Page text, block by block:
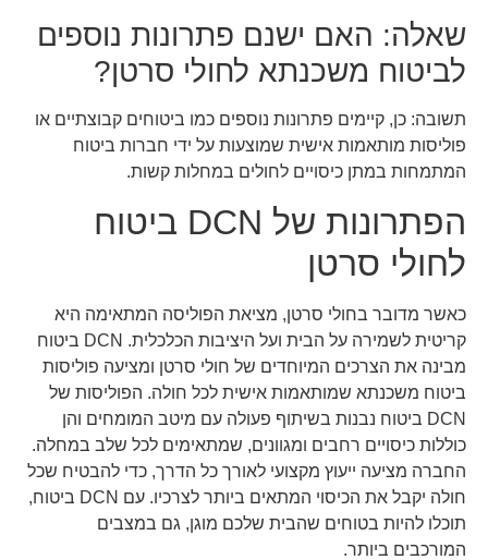
שאלה: האם ישנם פתרונות נוספים
לביטוח משכנתא לחולי סרטן?
תשובה: כן, קיימים פתרונות נוספים כמו ביטוחים קבוצתיים או
פוליסות מותאמות אישית שמוצעות על ידי חברות ביטוח
המתמחות במתן כיסויים לחולים במחלות קשות.
הפתרונות של DCN ביטוח
לחולי סרטן
כאשר מדובר בחולי סרטן, מציאת הפוליסה המתאימה היא
קריטית לשמירה על הבית ועל היציבות הכלכלית. DCN ביטוח
מבינה את הצרכים המיוחדים של חולי סרטן ומציעה פוליסות
ביטוח משכנתא שמותאמות אישית לכל חולה. הפוליסות של
DCN ביטוח נבנות בשיתוף פעולה עם מיטב המומחים והן
כוללות כיסויים רחבים ומגוונים, שמתאימים לכל שלב במחלה.
החברה מציעה ייעוץ מקצועי לאורך כל הדרך, כדי להבטיח שכל
חולה יקבל את הכיסוי המתאים ביותר לצרכיו. עם DCN ביטוח,
תוכלו להיות בטוחים שהבית שלכם מוגן, גם במצבים
המורכבים ביותר.